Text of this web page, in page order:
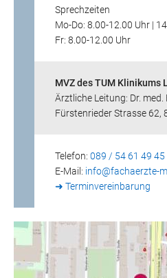
Sprechzeiten
Mo-Do: 8.00-12.00 Uhr |
Fr: 8.00-12.00 Uhr
MVZ des TUM Klinikums
Ärztliche Leitung: Dr. med.
Fürstenrieder Strasse 62,
Telefon: 089 / 54 61 49 45
E-Mail: info@fachaerzte-
➜ Terminvereinbarung